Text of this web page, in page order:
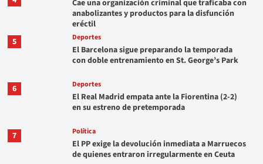
Cae una organización criminal que traficaba con
anabolizantes y productos para la disfunción
eréctil
5
Deportes
El Barcelona sigue preparando la temporada
con doble entrenamiento en St. George’s Park
6 Deportes
El Real Madrid empata ante la Fiorentina (2-2)
en su estreno de pretemporada
7 Política
El PP exige la devolución inmediata a Marruecos
de quienes entraron irregularmente en Ceuta